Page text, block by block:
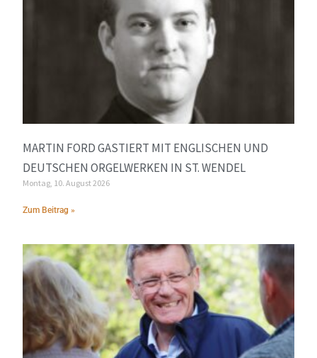
MARTIN FORD GASTIERT MIT ENGLISCHEN UND
DEUTSCHEN ORGELWERKEN IN ST. WENDEL
Montag, 10. August 2026
Zum Beitrag »